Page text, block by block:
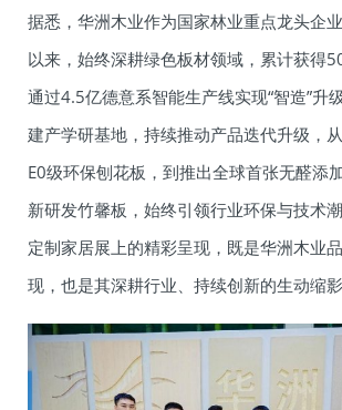
据悉，华洲木业作为国家林业重点龙头企
以来，始终深耕绿色板材领域，累计获得
通过4.5亿德意系智能生产线实现“智造”升
建产学研基地，持续推动产品迭代升级，从
E0级环保刨花板，到推出全球首张无醛添
新研发竹馨板，始终引领行业环保与技术
定制家居展上的精彩呈现，既是华洲木业
现，也是其深耕行业、持续创新的生动缩影